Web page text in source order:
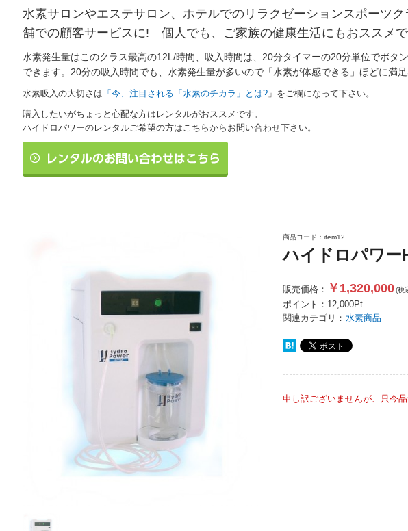
水素サロンやエステサロン、ホテルでのリラクゼーションスポーツ
舗での顧客サービスに! 個人でも、ご家族の健康生活にもおススメで
水素発生量はこのクラス最高の12L/時間、吸入時間は、20分タイマーの20分単位でボタ
できます。20分の吸入時間でも、水素発生量が多いので「水素が体感できる」ほどに満足
水素吸入の大切さは 「今、注目される「水素のチカラ」とは? 」をご欄になって下さい。
購入したいがちょっと心配な方はレンタルがおススメです。
ハイドロパワーのレンタルご希望の方はこちらからお問い合わせ下さい。
商品コード：item12
ハイドロパワー
販売価格： ￥1,320,000(税
ポイント： 12,000Pt
関連カテゴリ： 水素商品
申し訳ございませんが、只今品